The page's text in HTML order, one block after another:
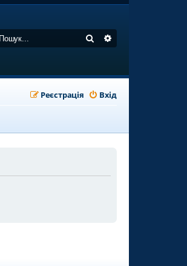
Пошук
Вхід
Реєстрація